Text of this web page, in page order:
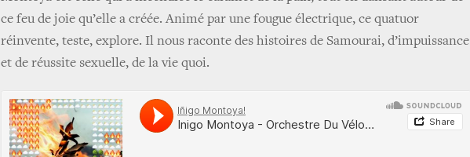
ce feu de joie qu’elle a créée. Animé par une fougue électrique, ce quatuor
réinvente, teste, explore. Il nous raconte des histoires de Samourai, d’impuissance
et de réussite sexuelle, de la vie quoi.